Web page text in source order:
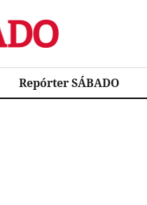
Repórter SÁBADO